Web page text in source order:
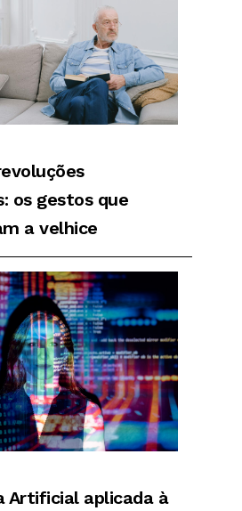
os gestos que
a velhice
Artificial aplicada à